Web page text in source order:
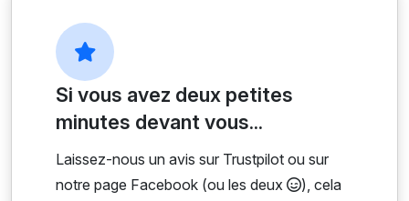
Si vous avez deux petites
minutes devant vous...
Laissez-nous un avis sur Trustpilot ou sur
notre page Facebook (ou les deux
), cela